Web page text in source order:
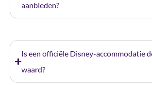
aanbieden?
Is een officiële Disney-accommodatie
waard?